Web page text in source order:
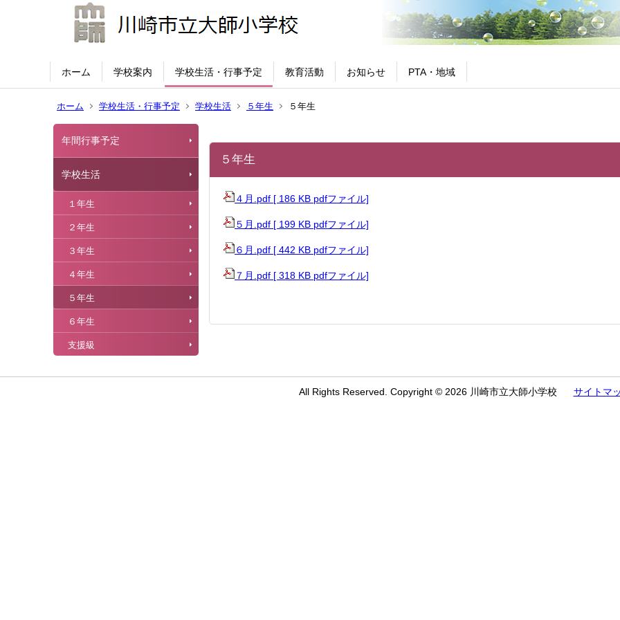
ホーム 学校案内 学校生活・行事予定 教育活動 お知らせ PTA・地域
ホーム 学校生活・行事予定 学校生活 ５年生 ５年生
年間行事予定
学校生活
１年生
２年生
３年生
４年生
５年生
６年生
支援級
５年生
４月.pdf [ 186 KB pdfファイル]
５月.pdf [ 199 KB pdfファイル]
６月.pdf [ 442 KB pdfファイル]
７月.pdf [ 318 KB pdfファイル]
All Rights Reserved. Copyright © 2026 川崎市立大師小学校 サイトマ